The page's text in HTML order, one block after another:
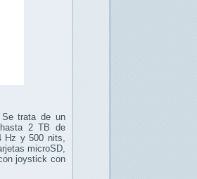
Se trata de un
2 TB de
Hz y 500 nits,
microSD,
joystick con